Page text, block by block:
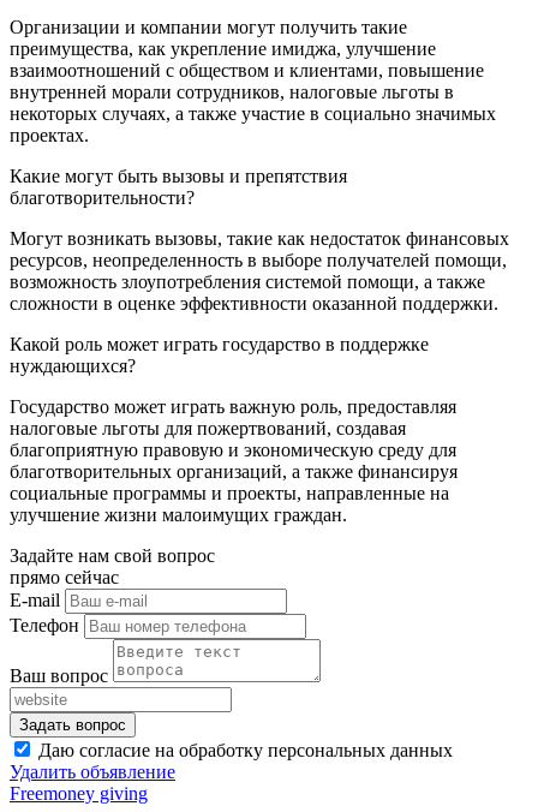
Организации и компании могут получить такие
преимущества, как укрепление имиджа, улучшение
взаимоотношений с обществом и клиентами, повышение
внутренней морали сотрудников, налоговые льготы в
некоторых случаях, а также участие в социально значимых
проектах.
Какие могут быть вызовы и препятствия
благотворительности?
Могут возникать вызовы, такие как недостаток финансовых
ресурсов, неопределенность в выборе получателей помощи,
возможность злоупотребления системой помощи, а также
сложности в оценке эффективности оказанной поддержки.
Какой роль может играть государство в поддержке
нуждающихся?
Государство может играть важную роль, предоставляя
налоговые льготы для пожертвований, создавая
благоприятную правовую и экономическую среду для
благотворительных организаций, а также финансируя
социальные программы и проекты, направленные на
улучшение жизни малоимущих граждан.
Задайте нам свой вопрос
прямо сейчас
E-mail
Телефон
Ваш вопрос
Даю согласие на обработку персональных данных
Удалить объявление
Freemoney giving